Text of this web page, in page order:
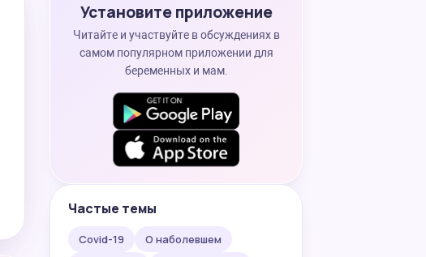
Установите приложение
Читайте и участвуйте в обсуждениях в
самом популярном приложении для
беременных и мам.
Частые темы
Covid-19
О наболевшем